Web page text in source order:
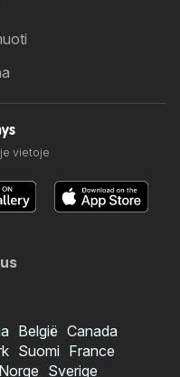
vietoje
België Canada
Suomi France
Norge Sverige